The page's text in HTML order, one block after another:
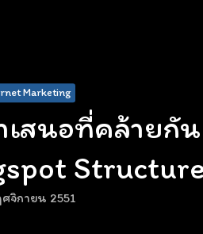
Marketing
เสนอที่คล้ายกั
จิกายน 2551